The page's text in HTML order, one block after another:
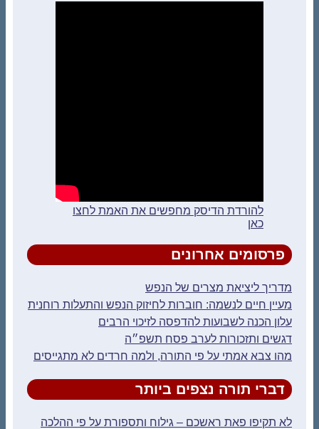
להורדת הדיסק מחפשים את האמת לחצו
כאן
פרסומים אחרונים
מדריך ליציאת מצרים של הנפש
מעיין חיים לנשמה: חוברות לחיזוק הנפש והתעלות רוחנית
עלון הכנה לשבועות להדפסה לזיכוי הרבים
דגשים ותזכורות לערב פסח תשפ״ה
מהו צבא אמתי על פי התורה, ולמה חרדים לא מתגייסים
דברי תורה נצפים ביותר
לא תקיפו פאת ראשכם – גילוח ותספורת על פי ההלכה